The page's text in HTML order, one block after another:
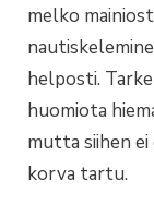
melko
helposti.
huomiota
mutta siihen
korva tartu.